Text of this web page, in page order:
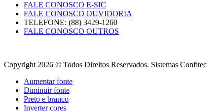
FALE CONOSCO E-SIC
FALE CONOSCO OUVIDORIA
TELEFONE: (88) 3429-1260
FALE CONOSCO OUTROS
Copyright 2026 © Todos Direitos Reservados. Sistemas Confitec
Aumentar fonte
Diminuir fonte
Preto e branco
Inverter cores